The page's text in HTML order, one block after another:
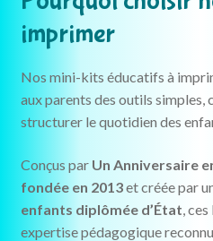
imprimer
Nos mini-kits éducatifs à
aux parents des outils
structurer le quotidien des
Conçus par Un Anniversaire
fondée en 2013et créée par
enfants diplômée d’État ,
expertise pédagogique